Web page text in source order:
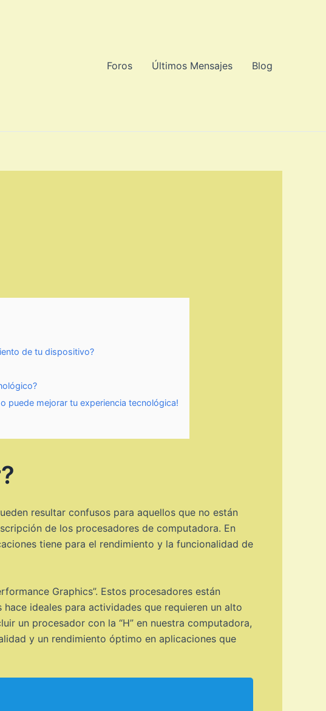
Foros Últimos Mensajes Blog
de tu dispositivo?
puede mejorar tu experiencia tecnológica!
resultar confusos para aquellos que no están
de los procesadores de computadora. En
tiene para el rendimiento y la funcionalidad de
Graphics”. Estos procesadores están
ideales para actividades que requieren un alto
un procesador con la “H” en nuestra computadora,
y un rendimiento óptimo en aplicaciones que